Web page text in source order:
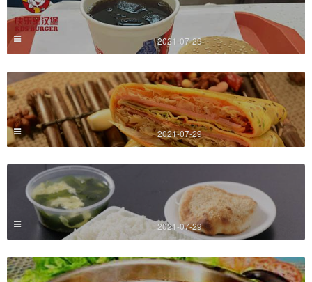
2021-07-29
2021-07-29
2021-07-29